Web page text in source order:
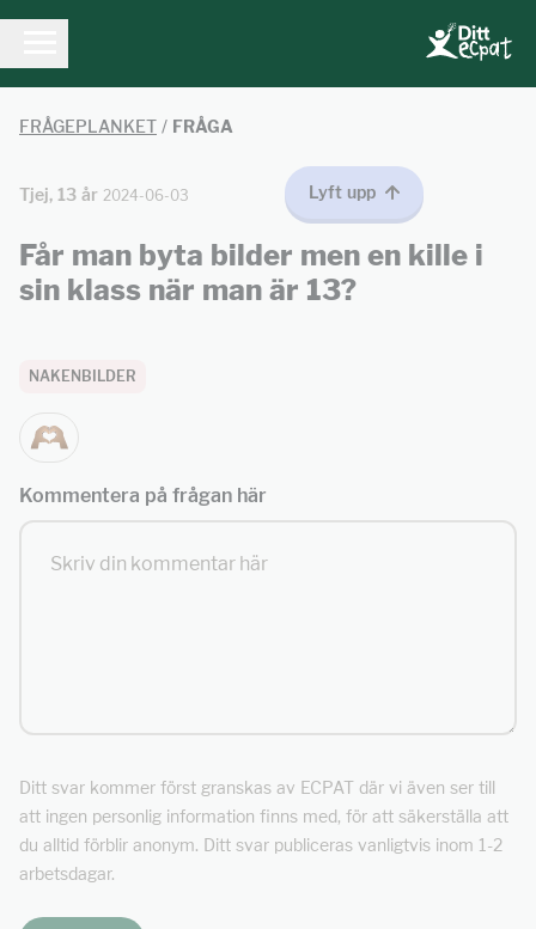
FRÅGEPLANKET / FRÅGA
Tjej, 13 år 2024-06-03 Lyft upp
Får man byta bilder men en kille i
sin klass när man är 13?
NAKENBILDER
Kommentera på frågan här
Ditt svar kommer först granskas av ECPAT där vi även ser till
att ingen personlig information finns med, för att säkerställa att
du alltid förblir anonym. Ditt svar publiceras vanligtvis inom 1-2
arbetsdagar.